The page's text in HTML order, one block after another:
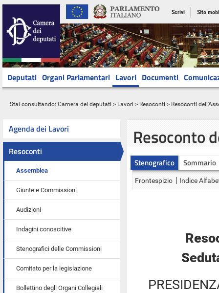
Scrivi Sito
Deputati Organi Parlamentari Lavori Documenti
Stai consultando: Camera dei deputati > Lavori > Resoconti > Resoconti
Agenda dei Lavori
Resoconti
Assemblea
Giunte e Commissioni
Audizioni
Indagini conoscitive
Stenografici delle Commissioni
Comitato per la legislazione
Bollettino degli Organi Collegiali
Resoconto
Stenografico Sommario
Frontespizio Indice